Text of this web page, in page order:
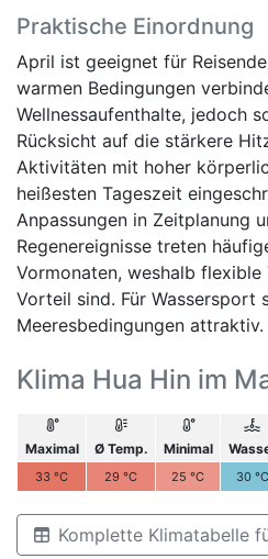
Praktische Einordnung
April ist geeignet für
warmen Bedingungen
Wellnessaufenthalte, jedoch
Rücksicht auf die stärkere
Aktivitäten mit hoher
heißesten Tageszeit
Anpassungen in Zeitplanung
Regenereignisse treten
Vormonaten, weshalb
Vorteil sind. Für Wassersport
Meeresbedingungen attraktiv.
Klima Hua Hin im
Maximal Ø Temp. Minimal
33 °C 29 °C 25 °C 30 °C
Komplette Klimatabelle